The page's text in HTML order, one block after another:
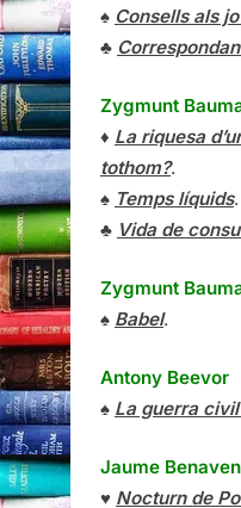
♠ Consells als
♣
Zygmunt
♦ La riquesa
tothom?.
♠ Temps líquids.
♣ Vida de
Zygmunt
♠ Babel.
Antony Beevor
♠ La guerra
Jaume
♥ Nocturn de